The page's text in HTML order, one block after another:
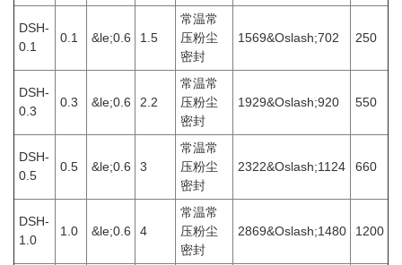
DSH-
0.1
0.1 &le;0.6 1.5
常温常
压粉尘
密封
1569&Oslash;702 250
DSH-
0.3
0.3 &le;0.6 2.2
常温常
压粉尘
密封
1929&Oslash;920 550
DSH-
0.5
0.5 &le;0.6 3
常温常
压粉尘
密封
2322&Oslash;1124 660
DSH-
1.0
1.0 &le;0.6 4
常温常
压粉尘
密封
2869&Oslash;1480 1200